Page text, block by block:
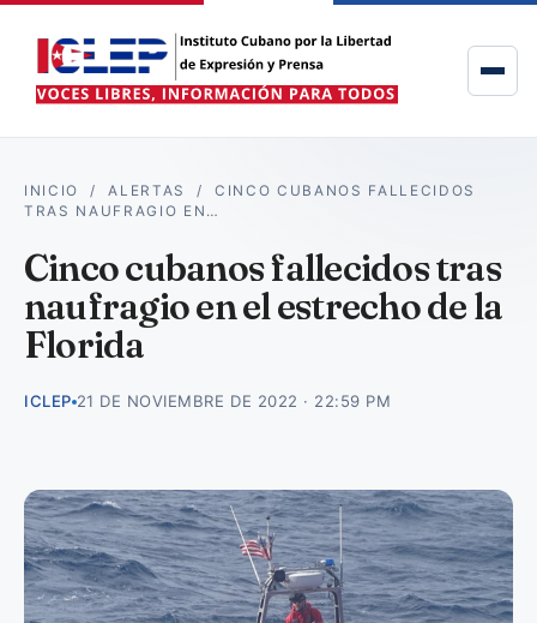
INICIO /ALERTAS /CINCO CUBANOS FALLECIDOS
TRAS NAUFRAGIO EN…
Cinco cubanos fallecidos tras
naufragio en el estrecho de la
Florida
ICLEP 21 DE NOVIEMBRE DE 2022 · 22:59 PM